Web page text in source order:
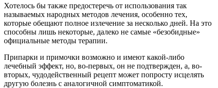
Хотелось бы также предостеречь от использования так
называемых народных методов лечения, особенно тех,
которые обещают полное излечение за несколько дней. На это
способны лишь некоторые, далеко не самые «безобидные»
официальные методы терапии.
Припарки и примочки возможно и имеют какой-либо
лечебный эффект, но, во-первых, он не подтвержден, а, во-
вторых, чудодейственный рецепт может попросту исцелять
другую болезнь с аналогичной симптоматикой.